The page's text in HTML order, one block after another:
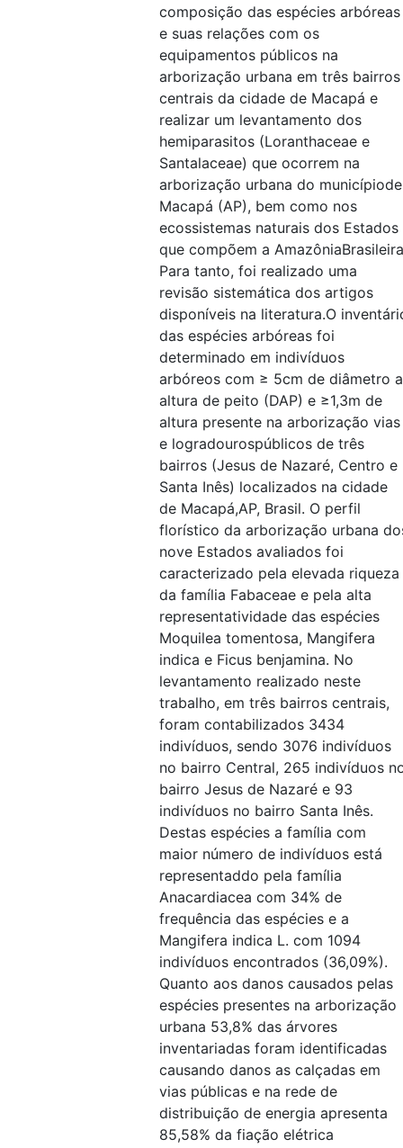
composição das espécies arbóreas
e suas relações com os
equipamentos públicos na
arborização urbana em três bairros
centrais da cidade de Macapá e
realizar um levantamento dos
hemiparasitos (Loranthaceae e
Santalaceae) que ocorrem na
arborização urbana do municípiode
Macapá (AP), bem como nos
ecossistemas naturais dos Estados
que compõem a
Para tanto, foi realizado uma
revisão sistemática dos artigos
disponíveis na literatura.O
das espécies arbóreas foi
determinado em indivíduos
arbóreos com ≥ 5cm de diâmetro a
altura de peito (DAP) e ≥1,3m de
altura presente na arborização vias
e logradourospúblicos de três
bairros (Jesus de Nazaré, Centro e
Santa Inês) localizados na cidade
de Macapá,AP, Brasil. O perfil
florístico da arborização urbana
nove Estados avaliados foi
caracterizado pela elevada riqueza
da família Fabaceae e pela alta
representatividade das espécies
Moquilea tomentosa, Mangifera
indica e Ficus benjamina. No
levantamento realizado neste
trabalho, em três bairros centrais,
foram contabilizados 3434
indivíduos, sendo 3076 indivíduos
no bairro Central, 265 indivíduos
bairro Jesus de Nazaré e 93
indivíduos no bairro Santa Inês.
Destas espécies a família com
maior número de indivíduos está
representaddo pela família
Anacardiacea com 34% de
frequência das espécies e a
Mangifera indica L. com 1094
indivíduos encontrados (36,09%).
Quanto aos danos causados pelas
espécies presentes na arborização
urbana 53,8% das árvores
inventariadas foram identificadas
causando danos as calçadas em
vias públicas e na rede de
distribuição de energia apresenta
85,58% da fiação elétrica